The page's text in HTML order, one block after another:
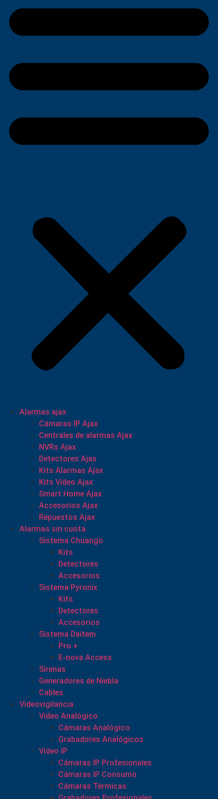
Alarmas ajax
Cámaras IP Ajax
Centrales de alarmas Ajax
NVRs Ajax
Detectores Ajax
Kits Alarmas Ajax
Kits Video Ajax
Smart Home Ajax
Accesorios Ajax
Repuestos Ajax
Alarmas sin cuota
Sistema Chuango
Kits
Detectores
Accesorios
Sistema Pyronix
Kits
Detectores
Accesorios
Sistema Daitem
Pro +
E-nova Access
Sirenas
Generadores de Niebla
Cables
Videovigilancia
Video Analógico
Cámaras Analógico
Grabadores Analógicos
Video IP
Cámaras IP Profesionales
Cámaras IP Consumo
Cámaras Térmicas